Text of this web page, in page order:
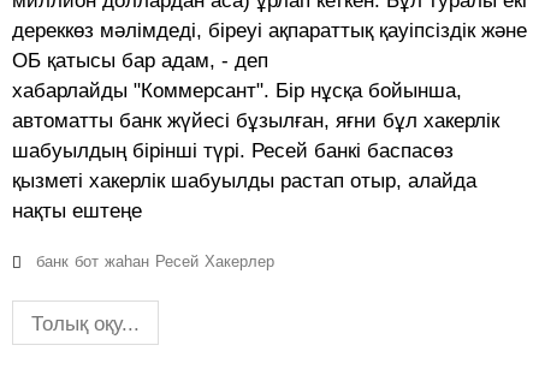
дереккөз мәлімдеді, біреуі ақпараттық қауіпсіздік және
ОБ қатысы бар адам, - деп
хабарлайды "Коммерсант". Бір нұсқа бойынша,
автоматты банк жүйесі бұзылған, яғни бұл хакерлік
шабуылдың бірінші түрі. Ресей банкі баспасөз
қызметі хакерлік шабуылды растап отыр, алайда
нақты ештеңе
банк бот жаһан Ресей Хакерлер
Толық оқу...